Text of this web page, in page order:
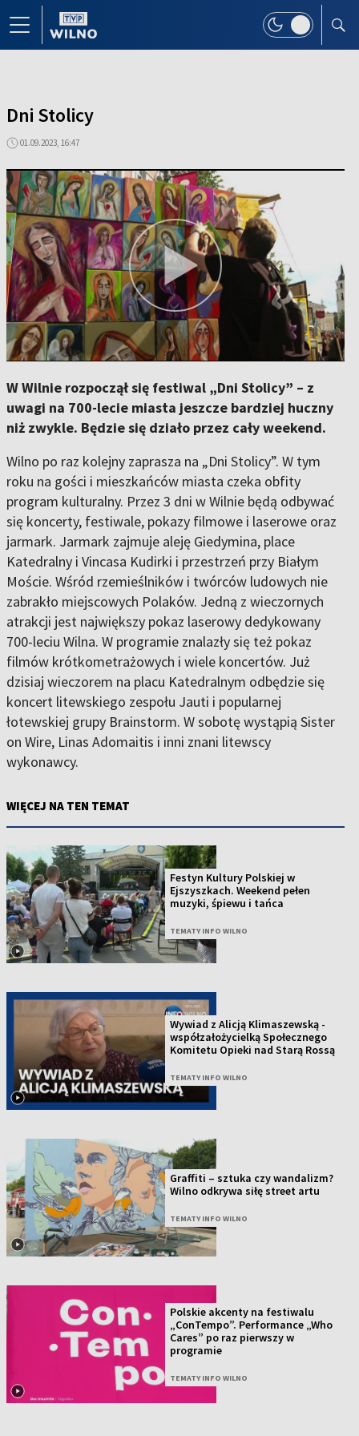
Dni Stolicy
01.09.2023, 16:47
W Wilnie rozpoczął się festiwal „Dni Stolicy” – z
uwagi na 700-lecie miasta jeszcze bardziej huczny
niż zwykle. Będzie się działo przez cały weekend.
Wilno po raz kolejny zaprasza na „Dni Stolicy”. W tym
roku na gości i mieszkańców miasta czeka obfity
program kulturalny. Przez 3 dni w Wilnie będą odbywać
się koncerty, festiwale, pokazy filmowe i laserowe oraz
jarmark. Jarmark zajmuje aleję Giedymina, place
Katedralny i Vincasa Kudirki i przestrzeń przy Białym
Moście. Wśród rzemieślników i twórców ludowych nie
zabrakło miejscowych Polaków. Jedną z wieczornych
atrakcji jest największy pokaz laserowy dedykowany
700-leciu Wilna. W programie znalazły się też pokaz
filmów krótkometrażowych i wiele koncertów. Już
dzisiaj wieczorem na placu Katedralnym odbędzie się
koncert litewskiego zespołu Jauti i popularnej
łotewskiej grupy Brainstorm. W sobotę wystąpią Sister
on Wire, Linas Adomaitis i inni znani litewscy
wykonawcy.
WIĘCEJ NA TEN TEMAT
Festyn Kultury Polskiej w
Ejszyszkach. Weekend pełen
muzyki, śpiewu i tańca
TEMATY INFO WILNO
Wywiad z Alicją Klimaszewską -
współzałożycielką Społecznego
Komitetu Opieki nad Starą Rossą
TEMATY INFO WILNO
Graffiti – sztuka czy wandalizm?
Wilno odkrywa siłę street artu
TEMATY INFO WILNO
Polskie akcenty na festiwalu
„ConTempo”. Performance „Who
Cares” po raz pierwszy w
programie
TEMATY INFO WILNO